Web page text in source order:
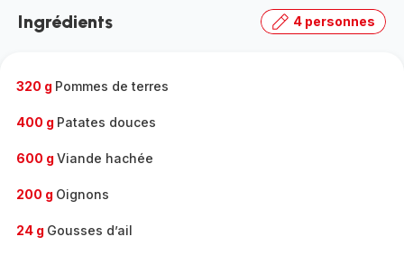
gamme
Ingrédients 4 personnes
320 g Pommes de terres
400 g Patates douces
600 g Viande hachée
200 g Oignons
24 g Gousses d’ail